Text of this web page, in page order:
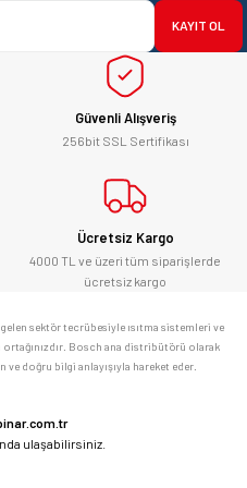
KAYIT OL
Güvenli Alışveriş
256bit SSL Sertifikası
Ücretsiz Kargo
4000 TL ve üzeri tüm siparişlerde
ücretsiz kargo
sektör tecrübesiyle ısıtma sistemleri ve
Bosch ana distribütörü olarak
doğru bilgi anlayışıyla hareket eder.
ulaşabilirsiniz.